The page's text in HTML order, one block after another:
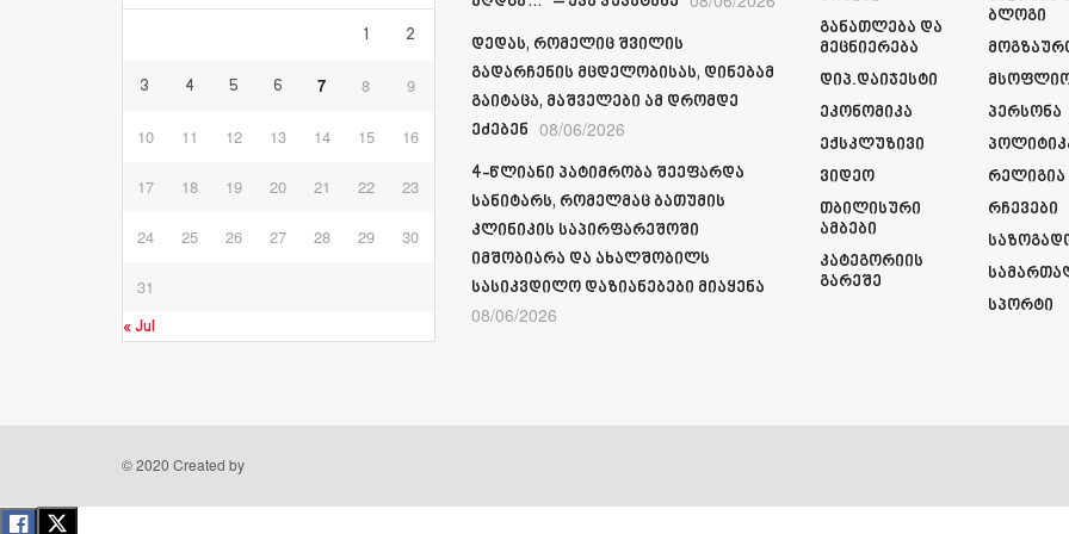
1 2
3 4 5 6 7 8 9
10 11 12 13 14 15 16
17 18 19 20 21 22 23
24 25 26 27 28 29 30
31
« Jul
დედას, რომელიც შვილის
გადარჩენის მცდელობისას, დინებამ
გაიტაცა, მაშველები ამ დრომდე
ეძებენ 08/06/2026
4-წლიანი პატიმრობა შეეფარდა
სანიტარს, რომელმაც ბათუმის
კლინიკის საპირფარეშოში
იმშობიარა და ახალშობილს
სასიკვდილო დაზიანებები მიაყენა
08/06/2026
Განათლება Და
Მეცნიერება
Დიპ.დაიჯესტი
Ეკონომიკა
Ექსკლუზივი
Ვიდეო
Თბილისური
Ამბები
Კატეგორიის
Გარეშე
Ბლოგი
Პერსონა
Რელიგია
Რჩევები
Სპორტი
© 2020 Created by